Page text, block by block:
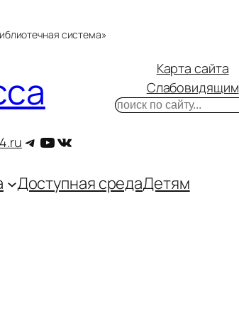
система»
Telegram
YouTube
ВКонтакте
Карта сайта
Слабовидящим
Поиск
Доступная средаДетям